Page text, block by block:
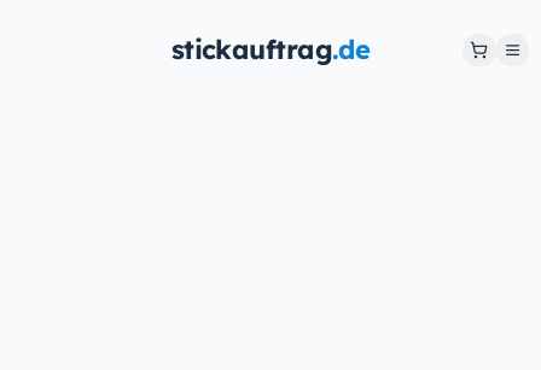
stickauftrag.de